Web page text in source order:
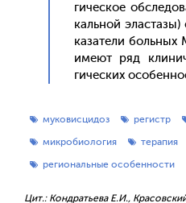
гичес­кое
каль­ной
каза­тели боль­ных
име­ют ряд
гичес­ких
муковисцидоз регистр
микробиология
терапия
региональные особенности
Цит.: Кондратьева Е.И.,